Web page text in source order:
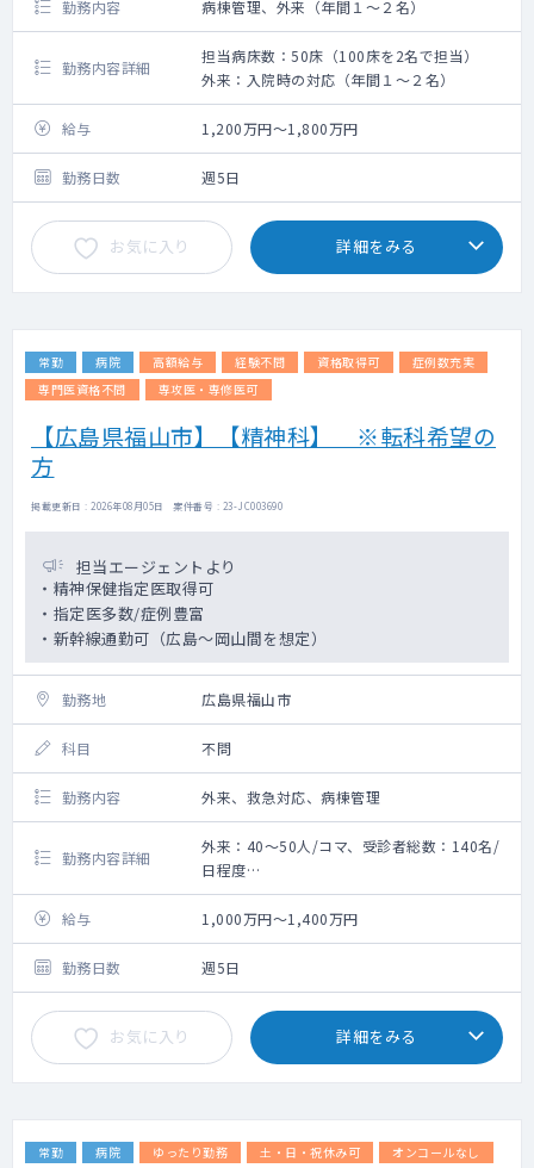
勤務内容 病棟管理、外来（年間１～２名）
勤務内容詳細
担当病床数：50床（100床を2名で担当）
外来：入院時の対応（年間１～２名）
給与 1,200万円～1,800万円
勤務日数 週5日
お気に入り 詳細をみる
常勤 病院 高額給与 経験不問 資格取得可
症例数充実
専門医資格不問
専攻医・専修医可
【広島県福山市】【精神科】 ※転科希望の
方
掲載更新日 : 2026年08月05日 案件番号 : 23-JC003690
担当エージェントより
・精神保健指定医取得可
・指定医多数/症例豊富
・新幹線通勤可（広島～岡山間を想定）
勤務地 広島県福山市
科目 不問
勤務内容 外来、救急対応、病棟管理
勤務内容詳細
外来：40～50人/コマ、受診者総数：140名/
日程度
受診者数：1～3名程度（新患・日）
給与
1,000万円～1,400万円
勤務日数 週5日
お気に入り 詳細をみる
常勤 病院 ゆったり勤務 土・日・祝休み可
オンコールなし